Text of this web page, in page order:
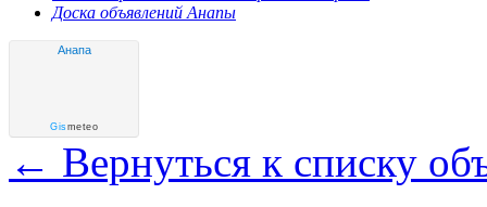
Доска объявлений Анапы
Анапа
Gismeteo
← Вернуться к списку